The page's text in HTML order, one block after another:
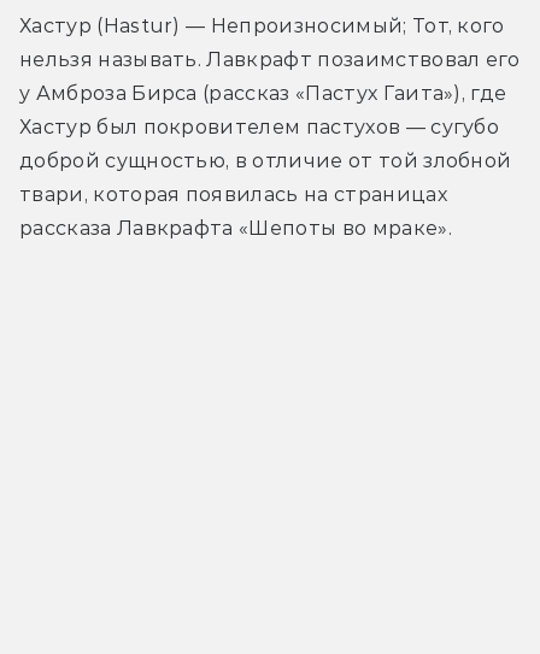
Хастур (Hastur) — Непроизносимый; Тот, кого
нельзя называть. Лавкрафт позаимствовал его
у Амброза Бирса (рассказ «Пастух Гаита»), где
Хастур был покровителем пастухов — сугубо
доброй сущностью, в отличие от той злобной
твари, которая появилась на страницах
рассказа Лавкрафта «Шепоты во мраке».